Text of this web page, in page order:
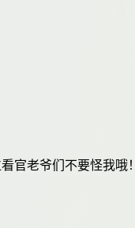
官老爷们不要怪我哦！